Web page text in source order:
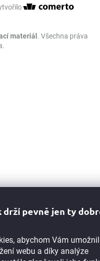
drží pevně jen ty
abychom Vám
webu a díky analýze
materiál . Všechna práva